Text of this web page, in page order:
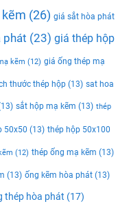
(26) giá sắt hòa phát
phát (23) giá thép hộp
kẽm (12) giá ống thép mạ
thước thép hộp (13) sat hoa
sắt hộp mạ kẽm (13) thép
50x50 (13) thép hộp 50x100
(12) thép ống mạ kẽm (13)
(13) ống kẽm hòa phát (13)
thép hòa phát (17)